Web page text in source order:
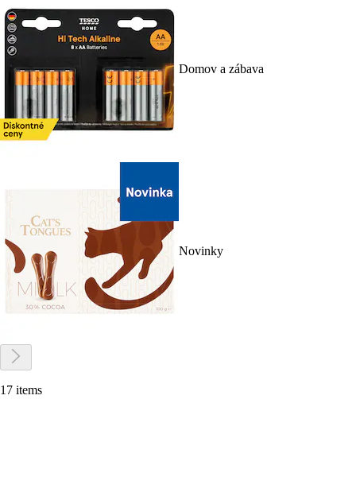
Domov a zábava
Novinky
17 items